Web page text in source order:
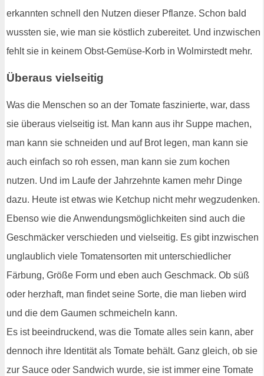
erkannten schnell den Nutzen dieser Pflanze. Schon bald
wussten sie, wie man sie köstlich zubereitet. Und inzwischen
fehlt sie in keinem Obst-Gemüse-Korb in Wolmirstedt mehr.
Überaus vielseitig
Was die Menschen so an der Tomate faszinierte, war, dass
sie überaus vielseitig ist. Man kann aus ihr Suppe machen,
man kann sie schneiden und auf Brot legen, man kann sie
auch einfach so roh essen, man kann sie zum kochen
nutzen. Und im Laufe der Jahrzehnte kamen mehr Dinge
dazu. Heute ist etwas wie Ketchup nicht mehr wegzudenken.
Ebenso wie die Anwendungsmöglichkeiten sind auch die
Geschmäcker verschieden und vielseitig. Es gibt inzwischen
unglaublich viele Tomatensorten mit unterschiedlicher
Färbung, Größe Form und eben auch Geschmack. Ob süß
oder herzhaft, man findet seine Sorte, die man lieben wird
und die dem Gaumen schmeicheln kann.
Es ist beeindruckend, was die Tomate alles sein kann, aber
dennoch ihre Identität als Tomate behält. Ganz gleich, ob sie
zur Sauce oder Sandwich wurde, sie ist immer eine Tomate